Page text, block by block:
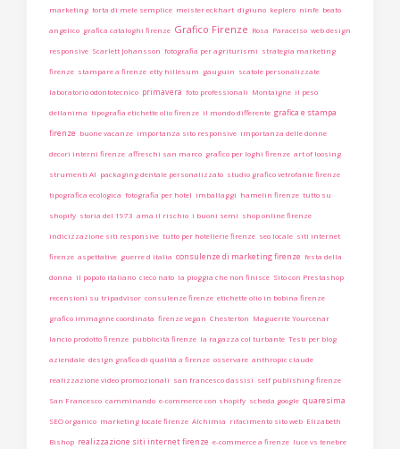
marketing torta di mele semplice meister eckhart digiuno keplero ninfe beato
angelico grafica cataloghi firenze Grafico Firenze Rosa Paracelso web design
responsive Scarlett Johansson fotografia per agriturismi strategia marketing
firenze stampare a firenze etty hillesum gauguin scatole personalizzate
laboratorio odontotecnico primavera foto professionali Montaigne il peso
dellanima tipografia etichette olio firenze il mondo differente grafica e stampa
firenze buone vacanze importanza sito responsive importanza delle donne
decori interni firenze affreschi san marco grafico per loghi firenze art of loosing
strumenti AI packaging dentale personalizzato studio grafico vetrofanie firenze
tipografica ecologica fotografia per hotel imballaggi hamelin firenze tutto su
shopify storia del 1973 ama il rischio i buoni semi shop online firenze
indicizzazione siti responsive tutto per hotellerie firenze seo locale siti internet
firenze aspettative guerre d italia consulenze di marketing firenze festa della
donna il popolo italiano cieco nato la pioggia che non finisce Sito con Prestashop
recensioni su tripadvisor consulenze firenze etichette olio in bobina firenze
grafico immagine coordinata firenze vegan Chesterton Maguerite Yourcenar
lancio prodotto firenze pubblicità firenze la ragazza col turbante Testi per blog
aziendale design grafico di qualità a firenze osservare anthropic claude
realizzazione video promozionali san francesco dassisi self publishing firenze
San Francesco camminando e-commerce con shopify scheda google quaresima
SEO organico marketing locale firenze Alchimia rifacimento sito web Elizabeth
Bishop realizzazione siti internet firenze e-commerce a firenze luce vs tenebre